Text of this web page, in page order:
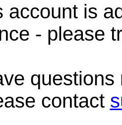
account is
- please
contact